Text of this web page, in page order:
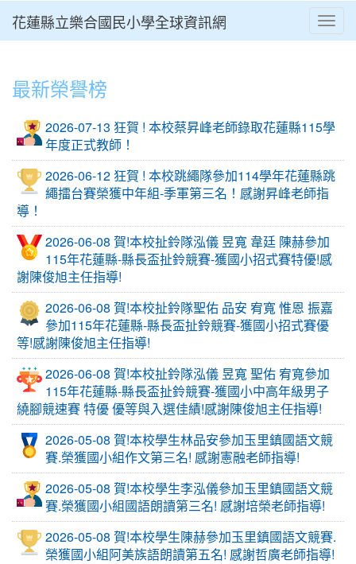
⏸
花蓮縣立樂合國民小學全球資訊網
最新榮譽榜
2026-07-13 狂賀 ! 本校蔡昇峰老師錄取花蓮縣115學
年度正式教師！
2026-06-12 狂賀 ! 本校跳繩隊參加114學年花蓮縣跳
繩擂台賽榮獲中年組-季軍第三名！感謝昇峰老師指
導！
2026-06-08 賀!本校扯鈴隊泓儀 昱寬 韋廷 陳赫參加
115年花蓮縣-縣長盃扯鈴競賽-獲國小招式賽特優!感
謝陳俊旭主任指導!
2026-06-08 賀!本校扯鈴隊聖佑 品安 宥寬 惟恩 振嘉
參加115年花蓮縣-縣長盃扯鈴競賽-獲國小招式賽優
等!感謝陳俊旭主任指導!
2026-06-08 賀!本校扯鈴隊泓儀 昱寬 聖佑 宥寬參加
115年花蓮縣-縣長盃扯鈴競賽-獲國小中高年級男子
繞腳競速賽 特優 優等與入選佳績!感謝陳俊旭主任指導!
2026-05-08 賀!本校學生林品安參加玉里鎮國語文競
賽.榮獲國小組作文第三名! 感謝憲融老師指導!
2026-05-08 賀!本校學生李泓儀參加玉里鎮國語文競
賽.榮獲國小組國語朗讀第三名! 感謝培榮老師指導!
2026-05-08 賀!本校學生陳赫參加玉里鎮國語文競賽.
榮獲國小組阿美族語朗讀第五名! 感謝哲廣老師指導!